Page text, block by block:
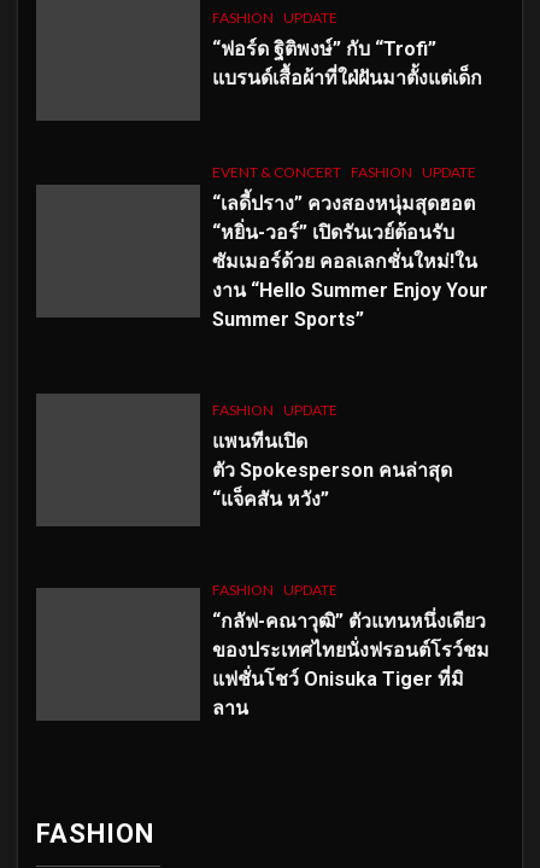
FASHION UPDATE
“ฟอร์ด ฐิติพงษ์” กับ “Trofi”
แบรนด์เสื้อผ้าที่ใฝ่ฝันมาตั้งแต่เด็ก
EVENT & CONCERT FASHION UPDATE
“เลดี้ปราง” ควงสองหนุ่มสุดฮอต
“หยิ่น-วอร์” เปิดรันเวย์ต้อนรับ
ซัมเมอร์ด้วย คอลเลกชั่นใหม่!ใน
งาน “Hello Summer Enjoy Your
Summer Sports”
FASHION UPDATE
แพนทีนเปิด
ตัว Spokesperson คนล่าสุด
“แจ็คสัน หวัง”
FASHION UPDATE
“กลัฟ-คณาวุฒิ” ตัวแทนหนึ่งเดียว
ของประเทศไทยนั่งฟรอนต์โรว์ชม
แฟชั่นโชว์ Onisuka Tiger ที่มิ
ลาน
FASHION